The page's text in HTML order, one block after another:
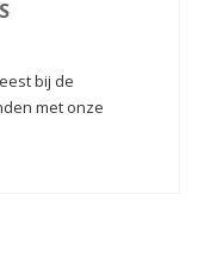
bij de
met onze